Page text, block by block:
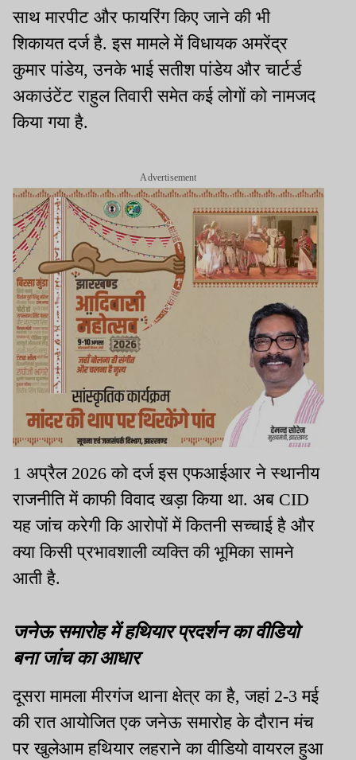
साथ मारपीट और फायरिंग किए जाने की भी
शिकायत दर्ज है. इस मामले में विधायक अमरेंद्र
कुमार पांडेय, उनके भाई सतीश पांडेय और चार्टर्ड
अकाउंटेंट राहुल तिवारी समेत कई लोगों को नामजद
किया गया है.
Advertisement
1 अप्रैल 2026 को दर्ज इस एफआईआर ने स्थानीय
राजनीति में काफी विवाद खड़ा किया था. अब CID
यह जांच करेगी कि आरोपों में कितनी सच्चाई है और
क्या किसी प्रभावशाली व्यक्ति की भूमिका सामने
आती है.
जनेऊ समारोह में हथियार प्रदर्शन का वीडियो
बना जांच का आधार
दूसरा मामला मीरगंज थाना क्षेत्र का है, जहां 2-3 मई
की रात आयोजित एक जनेऊ समारोह के दौरान मंच
पर खुलेआम हथियार लहराने का वीडियो वायरल हुआ